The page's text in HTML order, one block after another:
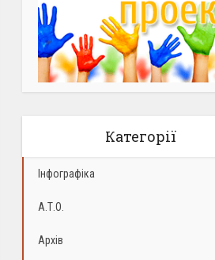
Категорії
Інфографіка
А.Т.О.
Архів